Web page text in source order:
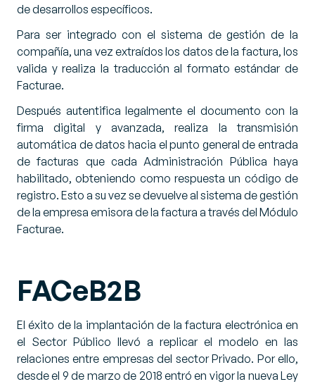
de desarrollos específicos.
Para ser integrado con el sistema de gestión de la
compañía, una vez extraídos los datos de la factura, los
valida y realiza la traducción al formato estándar de
Facturae.
Después autentifica legalmente el documento con la
firma digital y avanzada, realiza la transmisión
automática de datos hacia el punto general de entrada
de facturas que cada Administración Pública haya
habilitado, obteniendo como respuesta un código de
registro. Esto a su vez se devuelve al sistema de gestión
de la empresa emisora de la factura a través del Módulo
Facturae.
FACeB2B
El éxito de la implantación de la factura electrónica en
el Sector Público llevó a replicar el modelo en las
relaciones entre empresas del sector Privado. Por ello,
desde el 9 de marzo de 2018 entró en vigor la nueva Ley